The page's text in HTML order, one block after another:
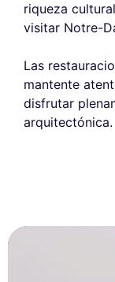
riqueza
visitar Notre-
Las
mantente
disfrutar
arquitectónica.